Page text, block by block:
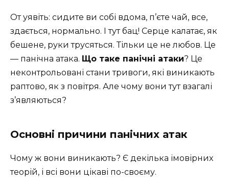
От уявіть: сидите ви собі вдома, п’єте чай, все,
здається, нормально. І тут бац! Серце калатає, як
бешене, руки трусяться. Тільки це не любов. Це
— панічна атака. Що таке панічні атаки? Це
неконтрольовані стани тривоги, які виникають
раптово, як з повітря. Але чому вони тут взагалі
з’являються?
Основні причини панічних атак
Чому ж вони виникають? Є декілька імовірних
теорій, і всі вони цікаві по-своєму.